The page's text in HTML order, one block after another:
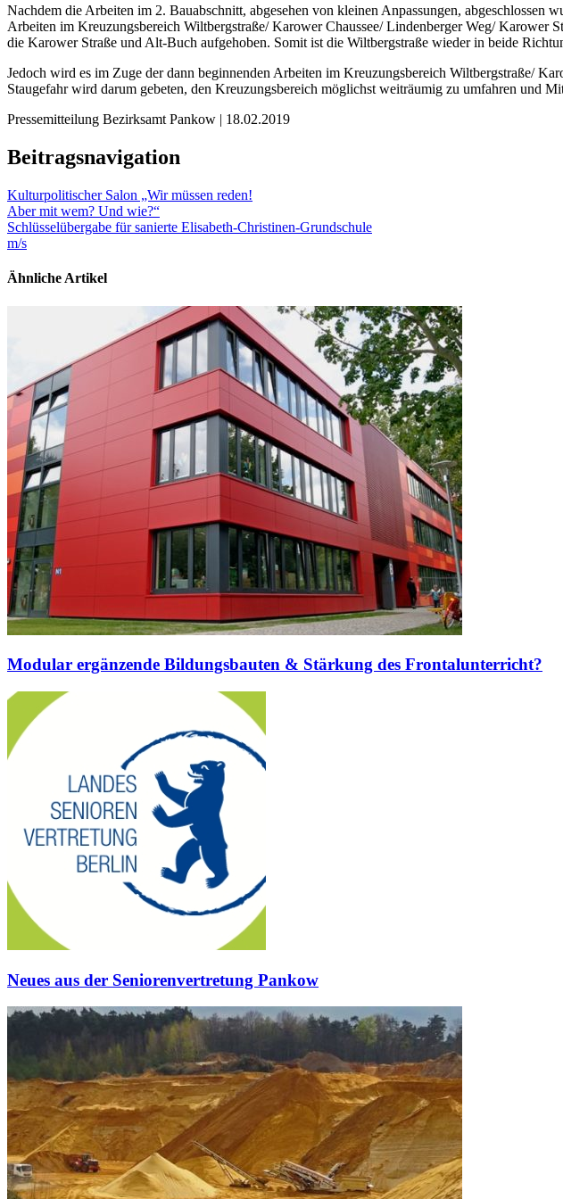
Nachdem die Arbeiten im 2. Bauabschnitt, abgesehen von kleinen Anpassungen,
Arbeiten im Kreuzungsbereich Wiltbergstraße/ Karower Chaussee/ Lindenberger Weg/ Karower
die Karower Straße und Alt-Buch aufgehoben. Somit ist die Wiltbergstraße wieder in beide
Jedoch wird es im Zuge der dann beginnenden Arbeiten im Kreuzungsbereich Wiltbergstraße/
Staugefahr wird darum gebeten, den Kreuzungsbereich möglichst weiträumig zu umfahren und
Pressemitteilung Bezirksamt Pankow | 18.02.2019
Beitragsnavigation
Kulturpolitischer Salon „Wir müssen reden!
Aber mit wem? Und wie?“
Schlüsselübergabe für sanierte Elisabeth-Christinen-Grundschule
m/s
Ähnliche Artikel
Modular ergänzende Bildungsbauten & Stärkung des Frontalunterricht?
Neues aus der Seniorenvertretung Pankow